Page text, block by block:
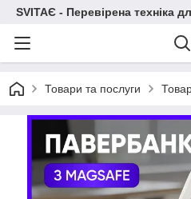
SVITAЄ - Перевірена техніка
Товари та послуги